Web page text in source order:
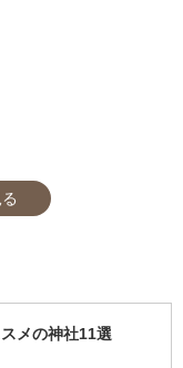
メの神社11選